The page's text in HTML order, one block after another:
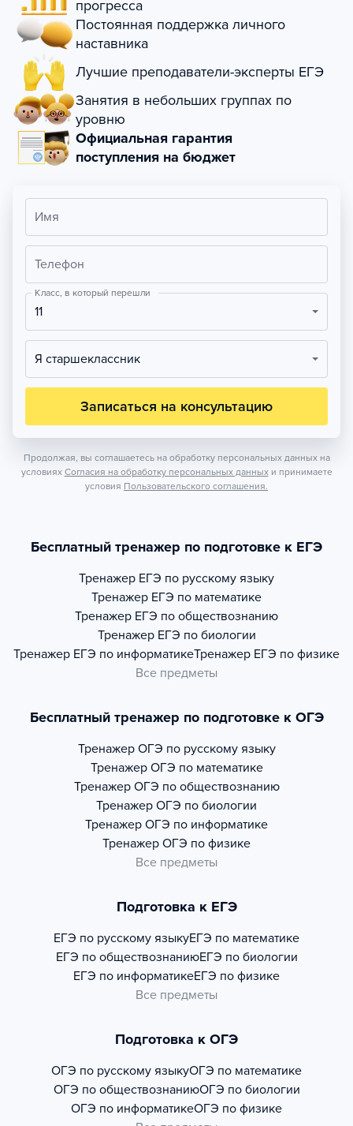
прогресса
Постоянная поддержка личного
наставника
Лучшие преподаватели-эксперты ЕГЭ
Занятия в небольших группах по
уровню
Официальная гарантия
поступления на бюджет
Имя
Телефон
Класс, в который перешли
11
Я старшеклассник
Записаться на консультацию
Продолжая, вы соглашаетесь на обработку персональных данных на
условиях Согласия на обработку персональных данных и принимаете
условия Пользовательского соглашения.
Бесплатный тренажер по подготовке к ЕГЭ
Тренажер ЕГЭ по русскому языку
Тренажер ЕГЭ по математике
Тренажер ЕГЭ по обществознанию
Тренажер ЕГЭ по биологии
Тренажер ЕГЭ по информатикеТренажер ЕГЭ по физике
Все предметы
Бесплатный тренажер по подготовке к ОГЭ
Тренажер ОГЭ по русскому языку
Тренажер ОГЭ по математике
Тренажер ОГЭ по обществознанию
Тренажер ОГЭ по биологии
Тренажер ОГЭ по информатике
Тренажер ОГЭ по физике
Все предметы
Подготовка к ЕГЭ
ЕГЭ по русскому языкуЕГЭ по математике
ЕГЭ по обществознаниюЕГЭ по биологии
ЕГЭ по информатикеЕГЭ по физике
Все предметы
Подготовка к ОГЭ
ОГЭ по русскому языкуОГЭ по математике
ОГЭ по обществознаниюОГЭ по биологии
ОГЭ по информатикеОГЭ по физике